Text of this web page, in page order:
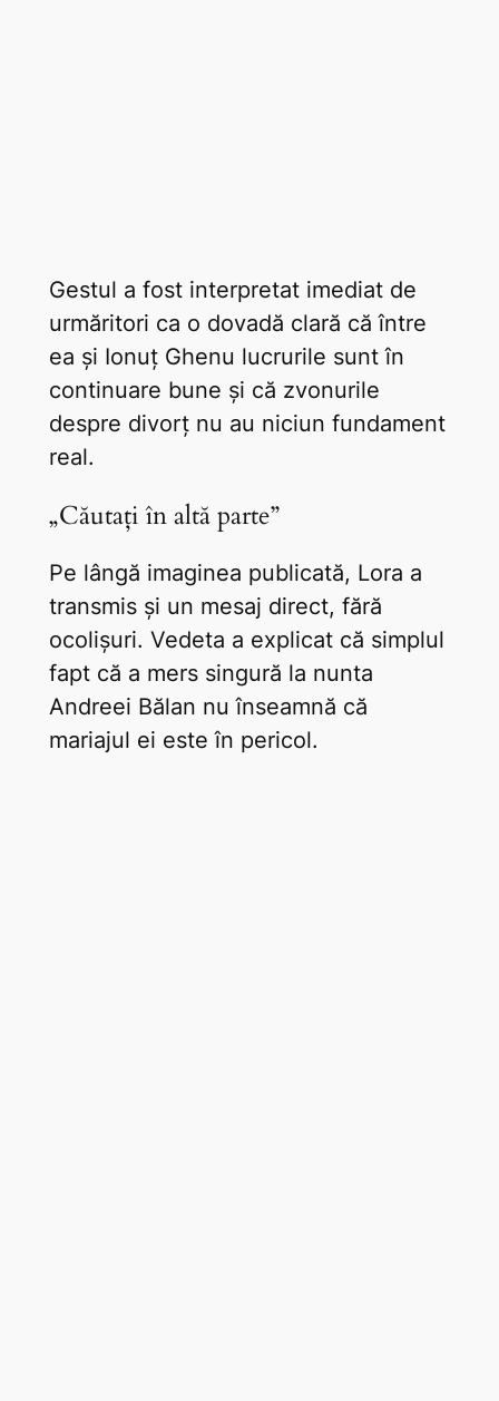
Gestul a fost interpretat imediat de
urmăritori ca o dovadă clară că între
ea și Ionuț Ghenu lucrurile sunt în
continuare bune și că zvonurile
despre divorț nu au niciun fundament
real.
„Căutați în altă parte”
Pe lângă imaginea publicată, Lora a
transmis și un mesaj direct, fără
ocolișuri. Vedeta a explicat că simplul
fapt că a mers singură la nunta
Andreei Bălan nu înseamnă că
mariajul ei este în pericol.